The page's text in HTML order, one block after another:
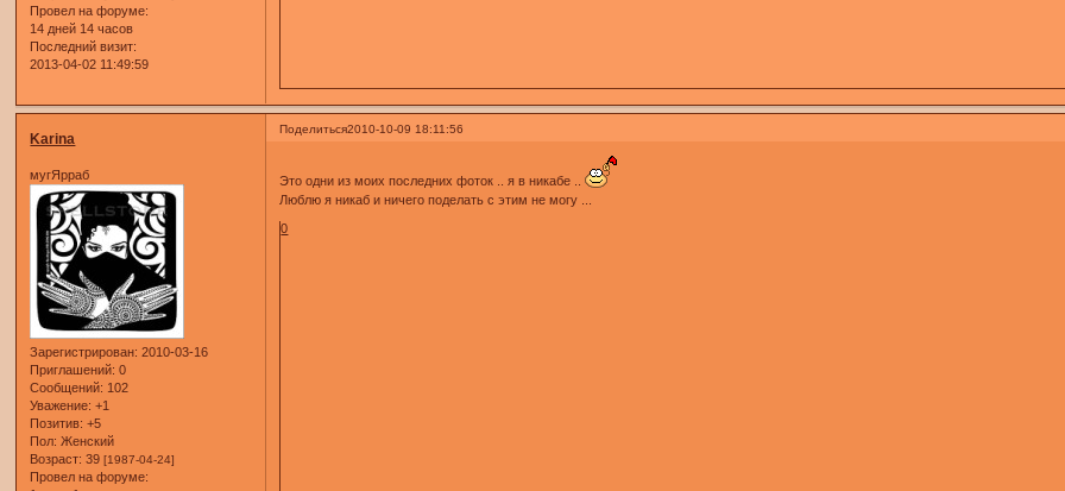
Провел на форуме:
14 дней 14 часов
Последний визит:
2013-04-02 11:49:59
Поделиться2010-10-09 18:11:56
Karina
мугЯрраб
Зарегистрирован: 2010-03-16
Приглашений: 0
Сообщений: 102
Уважение: +1
Позитив: +5
Пол: Женский
Возраст: 39[1987-04-24]
Провел на форуме:
Это одни из моих последних фоток .. я в никабе ..
Люблю я никаб и ничего поделать с этим не могу ...
0